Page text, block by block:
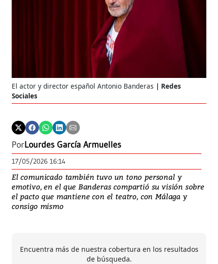
El actor y director español Antonio Banderas
Redes
Sociales
PorLourdes García Armuelles
17/05/2026 16:14
El comunicado también tuvo un tono personal y
emotivo, en el que Banderas compartió su visión sobre
el pacto que mantiene con el teatro, con Málaga y
consigo mismo
Encuentra más de nuestra cobertura en los resultados
de búsqueda.